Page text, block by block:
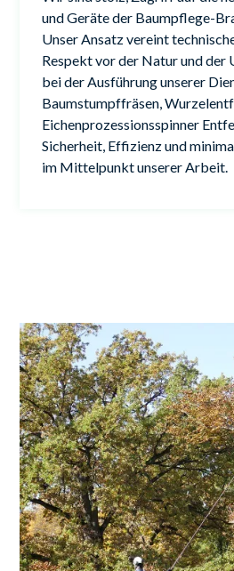
und Geräte der Baumpflege-
Unser Ansatz vereint
Respekt vor der Natur und der
bei der Ausführung unserer
Baumstumpffräsen,
Eichenprozessionsspinner
Sicherheit, Effizienz und
im Mittelpunkt unserer Arbeit.